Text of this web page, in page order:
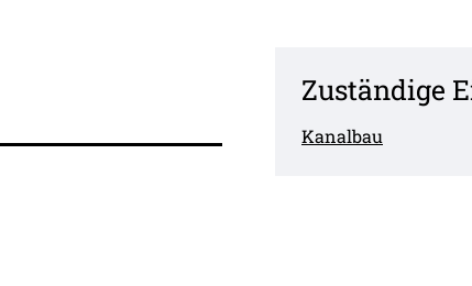
Zuständige
Kanalbau